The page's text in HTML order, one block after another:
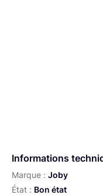
Informations
Marque : Joby
État : Bon état